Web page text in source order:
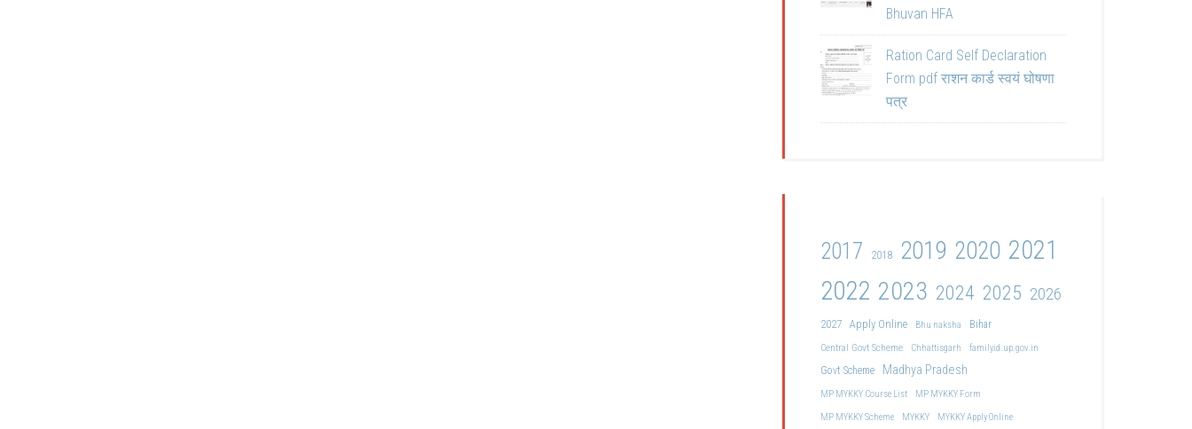
Bhuvan HFA
Ration Card Self Declaration
Form pdf राशन कार्ड स्वयं घोषणा
पत्र
2017 2018 2019 2020 2021
2022 2023 2024 2025 2026
2027 Apply Online Bhu naksha
Bihar
Central Govt Scheme
Chhattisgarh familyid.up.gov.in
Govt Scheme Madhya Pradesh
MP MYKKY Course List
MP MYKKY Form
MP MYKKY Scheme
MYKKY
MYKKY Apply Online